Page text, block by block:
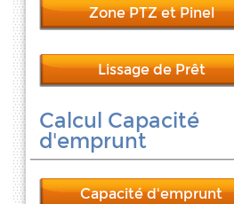
Zone PTZ et Pinel
Lissage de Prêt
Calcul Capacité
d'emprunt
Capacité d'emprunt